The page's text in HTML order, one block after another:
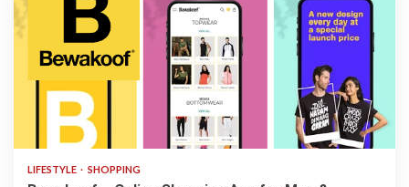
3 min read
LIFESTYLE SHOPPING